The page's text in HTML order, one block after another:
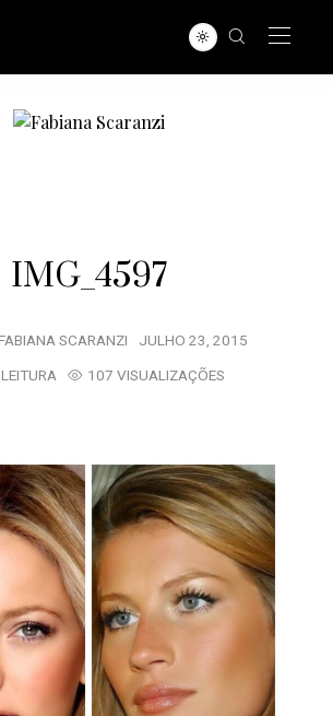
IMG_4597
SCARANZI JULHO 23, 2015
107 VISUALIZAÇÕES